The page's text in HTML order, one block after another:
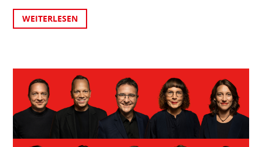
WEITERLESEN